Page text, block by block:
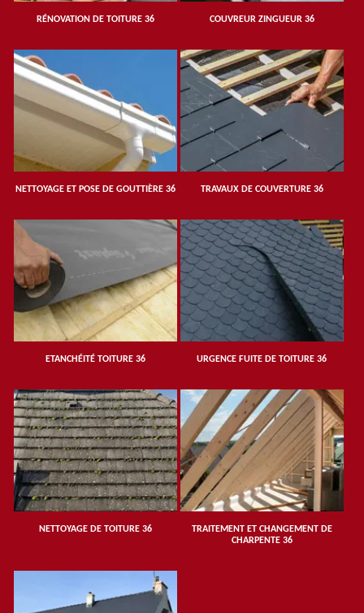
RÉNOVATION DE TOITURE 36 COUVREUR ZINGUEUR 36
NETTOYAGE ET POSE DE GOUTTIÈRE 36 TRAVAUX DE COUVERTURE 36
ETANCHÉITÉ TOITURE 36 URGENCE FUITE DE TOITURE 36
NETTOYAGE DE TOITURE 36
TRAITEMENT ET CHANGEMENT DE
CHARPENTE 36